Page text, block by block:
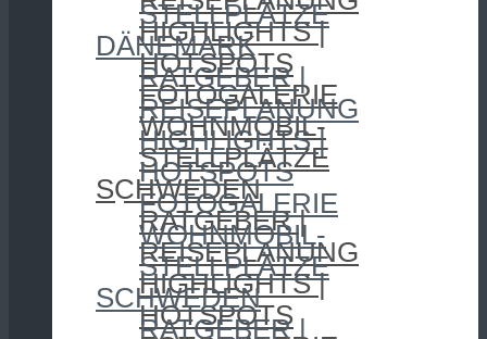
HIGHLIGHTS |
HOTSPOTS
FOTOGALERIE
WOHNMOBIL-
STELLPLÄTZE
SCHWEDEN
RATGEBER |
REISEPLANUNG
HIGHLIGHTS |
HOTSPOTS
STELLPLÄTZE
DÄNEMARK
RATGEBER |
REISEPLANUNG
HIGHLIGHTS |
HOTSPOTS
FOTOGALERIE
WOHNMOBIL-
STELLPLÄTZE
SCHWEDEN
RATGEBER |